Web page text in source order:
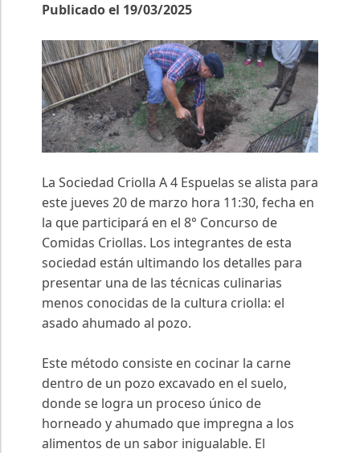
Publicado el 19/03/2025
La Sociedad Criolla A 4 Espuelas se alista para
este jueves 20 de marzo hora 11:30, fecha en
la que participará en el 8° Concurso de
Comidas Criollas. Los integrantes de esta
sociedad están ultimando los detalles para
presentar una de las técnicas culinarias
menos conocidas de la cultura criolla: el
asado ahumado al pozo.
Este método consiste en cocinar la carne
dentro de un pozo excavado en el suelo,
donde se logra un proceso único de
horneado y ahumado que impregna a los
alimentos de un sabor inigualable. El